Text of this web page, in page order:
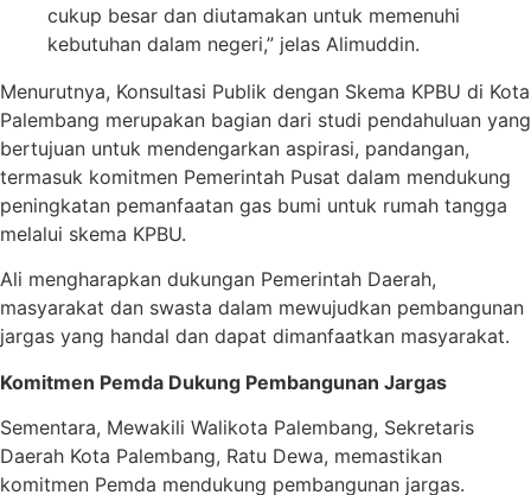
cukup besar dan diutamakan untuk memenuhi
kebutuhan dalam negeri,” jelas Alimuddin.
Menurutnya, Konsultasi Publik dengan Skema KPBU di Kota
Palembang merupakan bagian dari studi pendahuluan yang
bertujuan untuk mendengarkan aspirasi, pandangan,
termasuk komitmen Pemerintah Pusat dalam mendukung
peningkatan pemanfaatan gas bumi untuk rumah tangga
melalui skema KPBU.
Ali mengharapkan dukungan Pemerintah Daerah,
masyarakat dan swasta dalam mewujudkan pembangunan
jargas yang handal dan dapat dimanfaatkan masyarakat.
Komitmen Pemda Dukung Pembangunan Jargas
Sementara, Mewakili Walikota Palembang, Sekretaris
Daerah Kota Palembang, Ratu Dewa, memastikan
komitmen Pemda mendukung pembangunan jargas.